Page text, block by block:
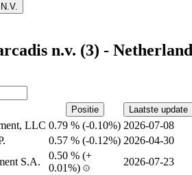
n.v. (3) - Netherland
Positie Laatste update
LLC 0.79 % (-0.10%) 2026-07-08
0.57 % (-0.12%) 2026-04-30
S.A.
0.50 % (+
0.01%)
2026-07-23